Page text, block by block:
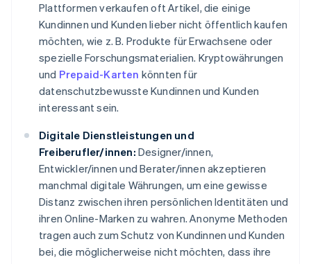
Plattformen verkaufen oft Artikel, die einige
Kundinnen und Kunden lieber nicht öffentlich kaufen
möchten, wie z. B. Produkte für Erwachsene oder
spezielle Forschungsmaterialien. Kryptowährungen
und Prepaid-Karten könnten für
datenschutzbewusste Kundinnen und Kunden
interessant sein.
Digitale Dienstleistungen und
Freiberufler/innen: Designer/innen,
Entwickler/innen und Berater/innen akzeptieren
manchmal digitale Währungen, um eine gewisse
Distanz zwischen ihren persönlichen Identitäten und
ihren Online-Marken zu wahren. Anonyme Methoden
tragen auch zum Schutz von Kundinnen und Kunden
bei, die möglicherweise nicht möchten, dass ihre